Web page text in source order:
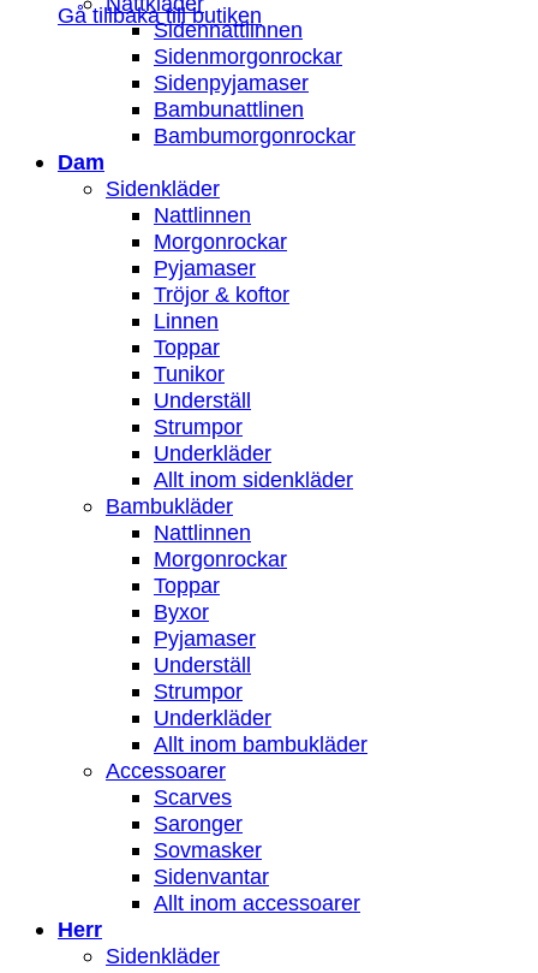
Gå tillbaka till butiken
Sidennattlinnen
Sidenmorgonrockar
Sidenpyjamaser
Bambunattlinen
Bambumorgonrockar
Dam
Sidenkläder
Nattlinnen
Morgonrockar
Pyjamaser
Tröjor & koftor
Linnen
Toppar
Tunikor
Underställ
Strumpor
Underkläder
Allt inom sidenkläder
Bambukläder
Nattlinnen
Morgonrockar
Toppar
Byxor
Pyjamaser
Underställ
Strumpor
Underkläder
Allt inom bambukläder
Accessoarer
Scarves
Saronger
Sovmasker
Sidenvantar
Allt inom accessoarer
Herr
Sidenkläder